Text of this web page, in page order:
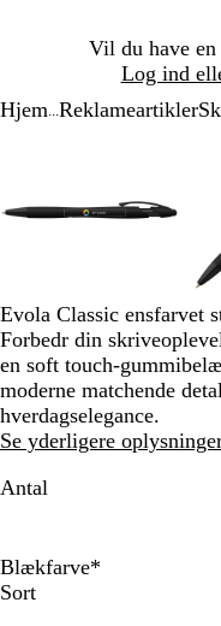
Vil du have en
Log ind
1
Hjem Reklameartikler
udvide
og
zoome
og
piletasterne
til
at
panorere
3
Evola Classic ensfarvet
Forbedr din
en soft touch-
moderne matchende
hverdagselegance.
Se yderligere
Antal
Blækfarve*
Sort